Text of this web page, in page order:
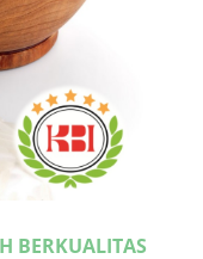
BERKUALITAS